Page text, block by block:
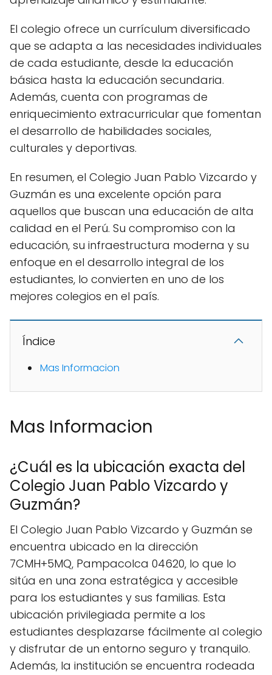
El colegio ofrece un currículum diversificado
que se adapta a las necesidades individuales
de cada estudiante, desde la educación
básica hasta la educación secundaria.
Además, cuenta con programas de
enriquecimiento extracurricular que fomentan
el desarrollo de habilidades sociales,
culturales y deportivas.
En resumen, el Colegio Juan Pablo Vizcardo y
Guzmán es una excelente opción para
aquellos que buscan una educación de alta
calidad en el Perú. Su compromiso con la
educación, su infraestructura moderna y su
enfoque en el desarrollo integral de los
estudiantes, lo convierten en uno de los
mejores colegios en el país.
Índice
Mas Informacion
Mas Informacion
¿Cuál es la ubicación exacta del
Colegio Juan Pablo Vizcardo y
Guzmán?
El Colegio Juan Pablo Vizcardo y Guzmán se
encuentra ubicado en la dirección
7CMH+5MQ, Pampacolca 04620, lo que lo
sitúa en una zona estratégica y accesible
para los estudiantes y sus familias. Esta
ubicación privilegiada permite a los
estudiantes desplazarse fácilmente al colegio
y disfrutar de un entorno seguro y tranquilo.
Además, la institución se encuentra rodeada